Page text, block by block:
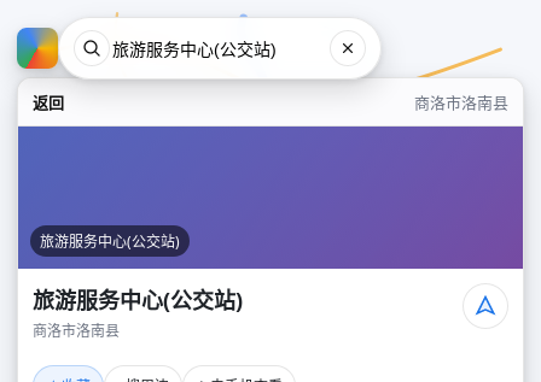
返回 商洛市洛南县
旅游服务中心(公交站)
旅游服务中心(公交站)
商洛市洛南县